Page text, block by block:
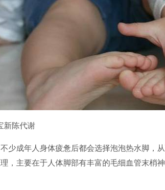
新陈代谢
少成年人身体疲惫后都会选择泡泡热水脚，
，主要在于人体脚部有丰富的毛细血管末梢